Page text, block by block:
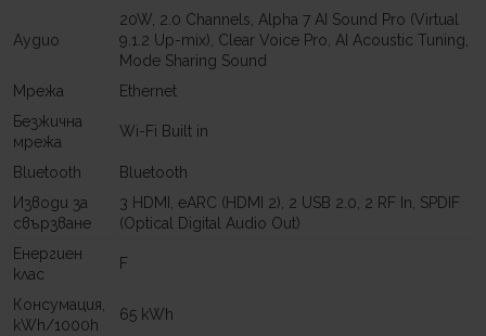
Аудио
20W, 2.0 Channels, Alpha 7 AI Sound Pro (Virtual
9.1.2 Up-mix), Clear Voice Pro, AI Acoustic Tuning,
Mode Sharing Sound
Мрежа
Ethernet
Безжична
мрежа
Wi-Fi Built in
Bluetooth
Bluetooth
Изводи за
свързване
3 HDMI, eARC (HDMI 2), 2 USB 2.0, 2 RF In, SPDIF
(Optical Digital Audio Out)
Енергиен
клас
F
Консумация,
kWh/1000h
65 kWh